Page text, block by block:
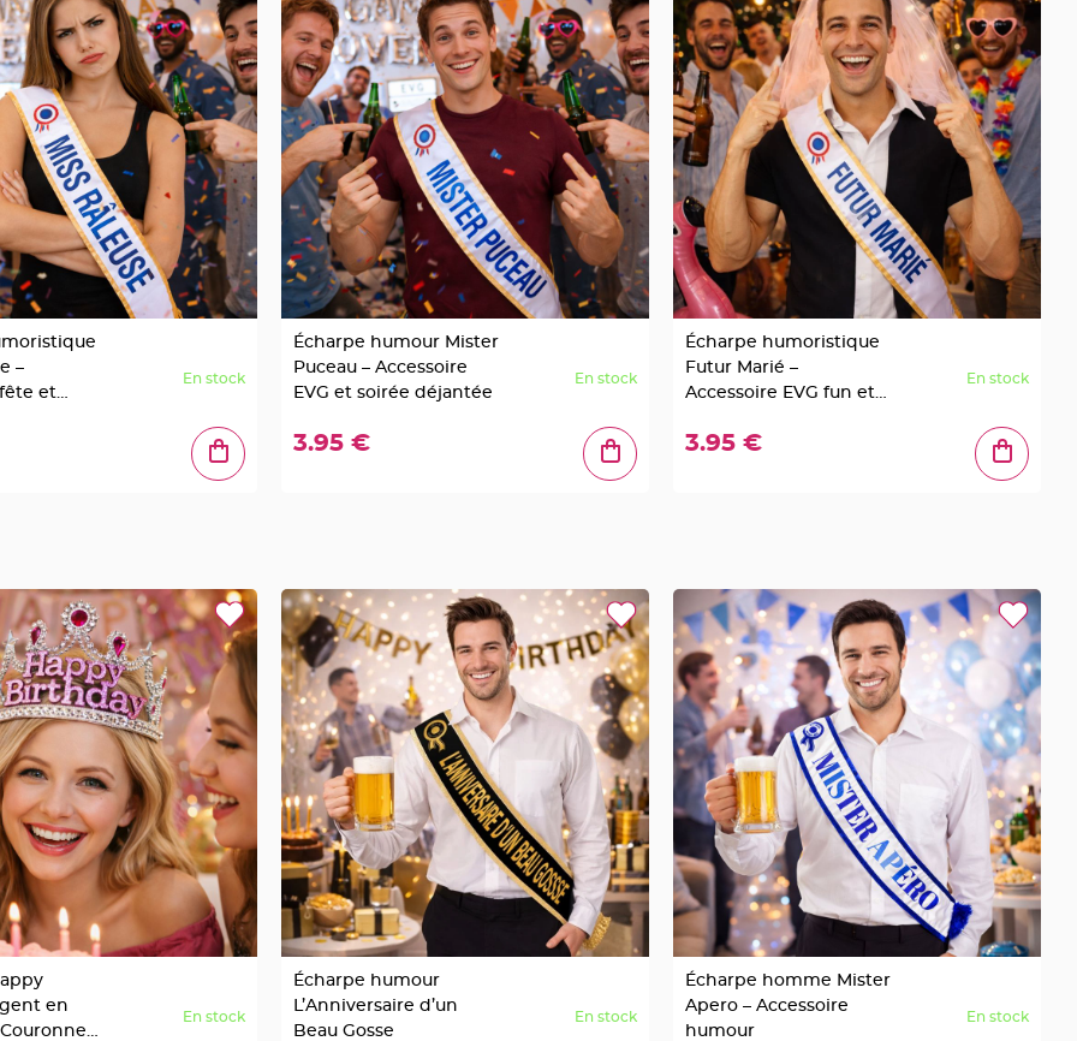
et
En stock
Écharpe humour Mister
Puceau – Accessoire
EVG et soirée déjantée
En stock
3.95 €
Écharpe humoristique
Futur Marié –
Accessoire EVG fun et
En stock
3.95 €
en
En stock
Écharpe humour
L’Anniversaire d’un
Beau Gosse
En stock
Écharpe homme Mister
Apero – Accessoire
humour
En stock